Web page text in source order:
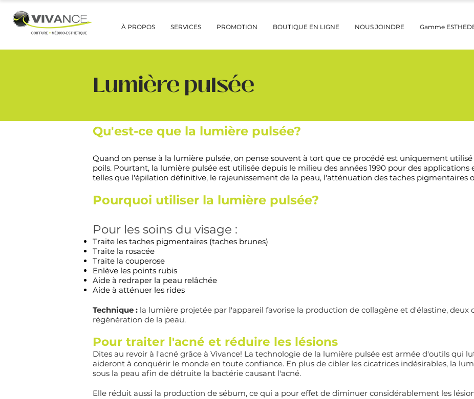
À PROPOS SERVICES PROMOTION BOUTIQUE EN LIGNE NOUS JOINDRE Gamme
Lumière pulsée
Qu'est-ce que la lumière pulsée?
Quand on pense à la lumière pulsée, on pense souvent à tort que ce procédé est uniquement
poils. Pourtant, la lumière pulsée est utilisée depuis le milieu des années 1990 pour des
telles que l'épilation définitive, le rajeunissement de la peau, l'atténuation des taches pigmentaires
Pourquoi utiliser la lumière pulsée?
Pour les soins du visage :
Traite les taches pigmentaires (taches brunes)
Traite la rosacée
Traite la couperose
Enlève les points rubis
Aide à redraper la peau relâchée
Aide à atténuer les rides
Technique : la lumière projetée par l'appareil favorise la production de collagène et d'élastine, deux
régénération de la peau.
Pour traiter l'acné et réduire les lésions
Dites au revoir à l'acné grâce à Vivance! La technologie de la lumière pulsée est armée d'outils qui
aideront à conquérir le monde en toute confiance. En plus de cibler les cicatrices indésirables, la
sous la peau afin de détruite la bactérie causant l'acné.
Elle réduit aussi la production de sébum, ce qui a pour effet de diminuer considérablement les